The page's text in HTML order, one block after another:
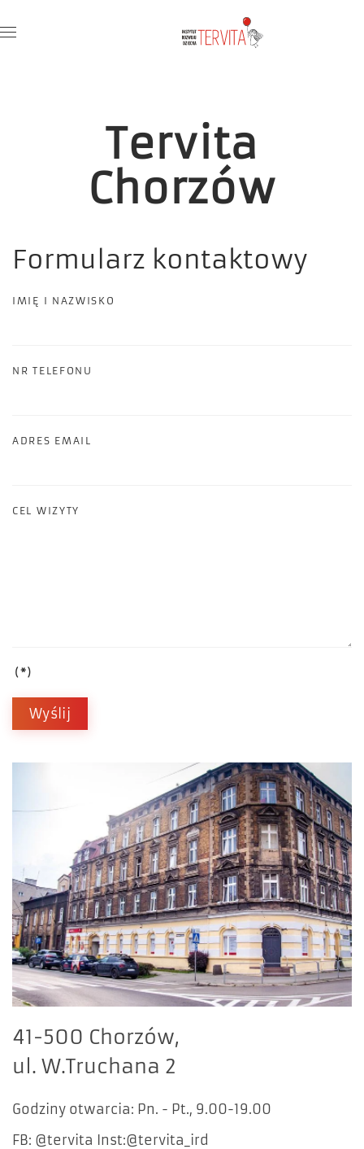
Tervita
Chorzów
Formularz kontaktowy
IMIĘ I NAZWISKO
NR TELEFONU
ADRES EMAIL
CEL WIZYTY
(*)
Wyślij
41-500 Chorzów,
ul. W.Truchana 2
Godziny otwarcia: Pn. - Pt., 9.00-19.00
FB: @tervita Inst:@tervita_ird